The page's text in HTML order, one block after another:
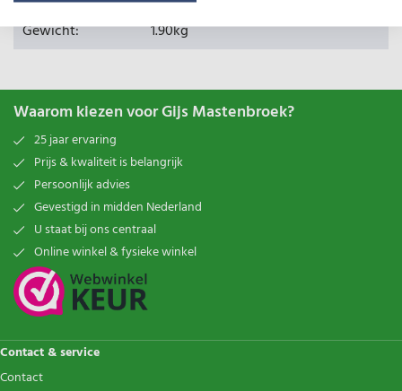
Gewicht:
1.90kg
Waarom kiezen voor Gijs Mastenbroek?
25 jaar ervaring
Prijs & kwaliteit is belangrijk
Persoonlijk advies
Gevestigd in midden Nederland
U staat bij ons centraal
Online winkel & fysieke winkel
Contact & service
Contact